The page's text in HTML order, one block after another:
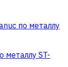
по металлу
металлу ST-